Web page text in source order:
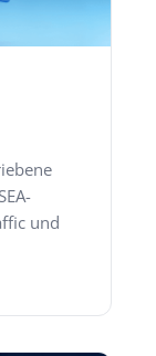
und